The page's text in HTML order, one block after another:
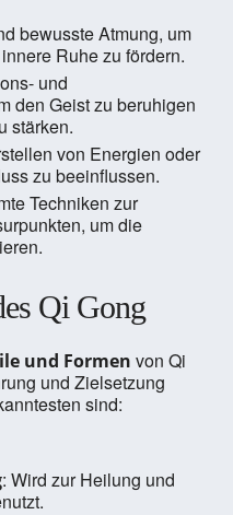
bewusste Atmung, um
Ruhe zu fördern.
und
den Geist zu beruhigen
stärken.
von Energien oder
zu beeinflussen.
Techniken zur
um die
Qi Gong
und Formen von Qi
und Zielsetzung
sind:
: Wird zur Heilung und